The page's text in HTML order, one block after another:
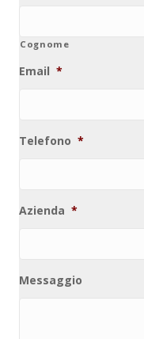
Cognome
Email *
Telefono *
Azienda *
Messaggio